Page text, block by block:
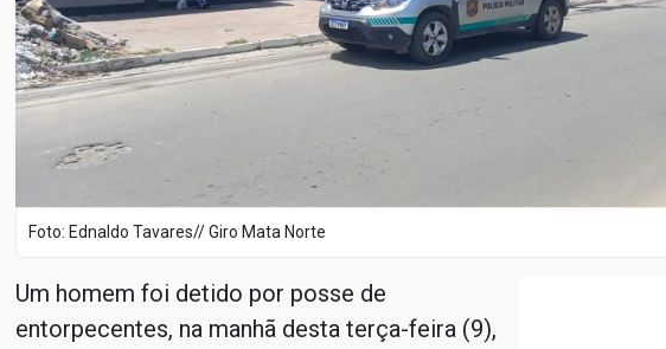
Foto: Ednaldo Tavares// Giro Mata Norte
Um homem foi detido por posse de
entorpecentes, na manhã desta terça-feira (9),